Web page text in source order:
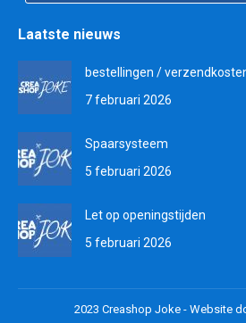
Laatste nieuws
bestellingen /
7 februari 2026
Spaarsysteem
5 februari 2026
Let op openingstijden
5 februari 2026
2023 Creashop Joke - Website